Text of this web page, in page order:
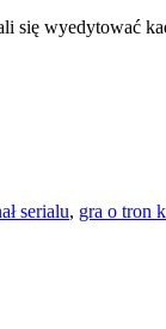
się wyedytować
serialu, gra o tron